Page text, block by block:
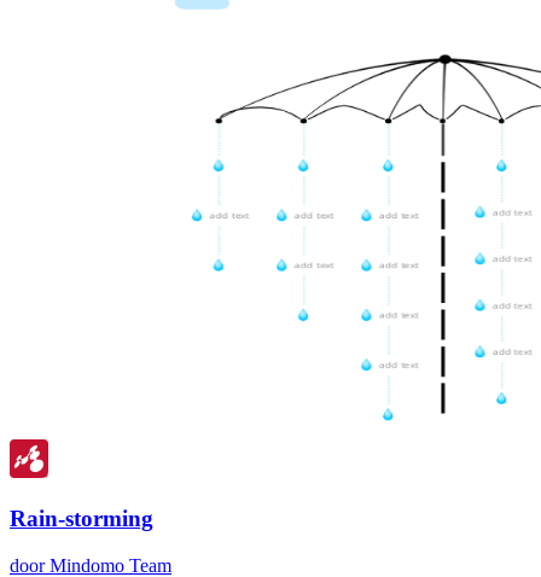
Rain-storming
door Mindomo Team